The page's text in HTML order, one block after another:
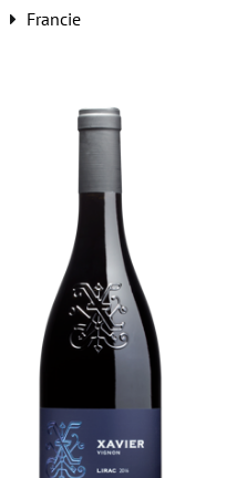
Francie